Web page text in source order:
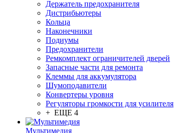
Держатель предохранителя
Дистрибьютеры
Кольца
Наконечники
Подиумы
Предохранители
Ремкомплект ограничителей дверей
Запасные части для ремонта
Клеммы для аккумулятора
Шумоподавители
Конвертеры уровня
Регуляторы громкости для усилителя
+ ЕЩЕ 4
Мультимедия